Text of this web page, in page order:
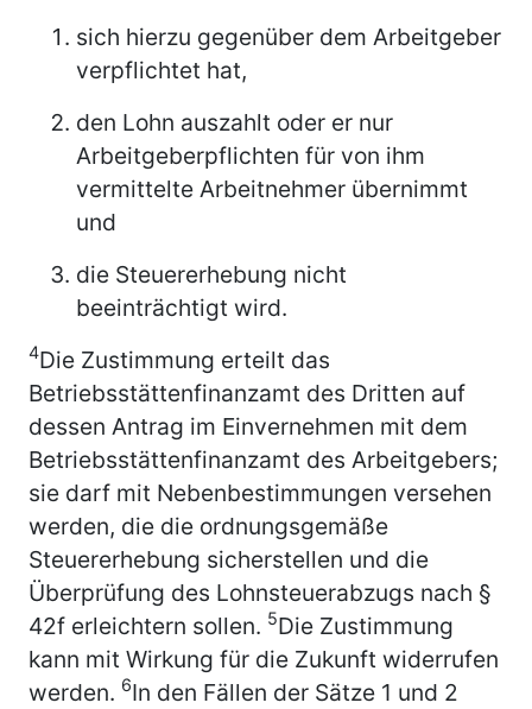
sich hierzu gegenüber dem Arbeitgeber
verpflichtet hat,
den Lohn auszahlt oder er nur
Arbeitgeberpflichten für von ihm
vermittelte Arbeitnehmer übernimmt
und
die Steuererhebung nicht
beeinträchtigt wird.
4Die Zustimmung erteilt das
Betriebsstättenfinanzamt des Dritten auf
dessen Antrag im Einvernehmen mit dem
Betriebsstättenfinanzamt des Arbeitgebers;
sie darf mit Nebenbestimmungen versehen
werden, die die ordnungsgemäße
Steuererhebung sicherstellen und die
Überprüfung des Lohnsteuerabzugs nach §
42f erleichtern sollen. 5Die Zustimmung
kann mit Wirkung für die Zukunft widerrufen
werden. 6In den Fällen der Sätze 1 und 2